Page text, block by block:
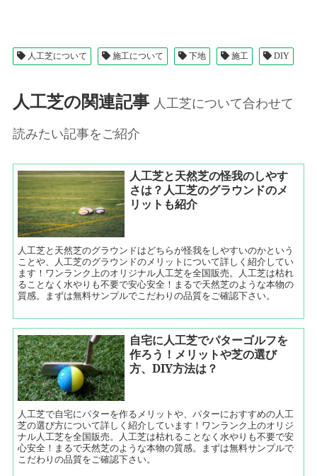
人工芝について 施工について 下地 施工 DIY
人工芝の関連記事 人工芝について合わせて
読みたい記事をご紹介
人工芝と天然芝の怪我のしやす
さは？人工芝のグラウンドのメ
リットも紹介
人工芝と天然芝のグラウンドはどちらが怪我をしやすいのかという
ことや、人工芝のグラウンドのメリットについて詳しく紹介してい
ます！ワンランク上のオリジナル人工芝を全国販売。人工芝は枯れ
ることなく水やりも不要で安心安全！まるで天然芝のような本物の
質感。まずは無料サンプルでこだわりの品質をご確認下さい。
自宅に人工芝でパターゴルフを
作ろう！メリットや芝の選び
方、DIY方法は？
人工芝で自宅にパターを作るメリットや、パターにおすすめの人工
芝の選び方について詳しく紹介しています！ワンランク上のオリジ
ナル人工芝を全国販売。人工芝は枯れることなく水やりも不要で安
心安全！まるで天然芝のような本物の質感。まずは無料サンプルで
こだわりの品質をご確認下さい。